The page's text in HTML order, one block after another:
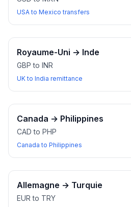
USA to Mexico transfers
Royaume-Uni → Inde
GBP to INR
UK to India remittance
Canada → Philippines
CAD to PHP
Canada to Philippines
Allemagne → Turquie
EUR to TRY